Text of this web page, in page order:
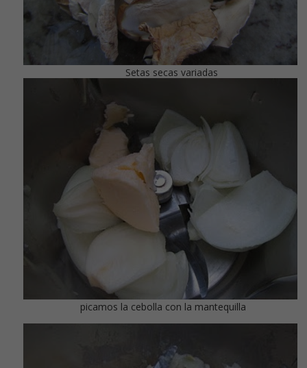
Setas secas variadas
picamos la cebolla con la mantequilla